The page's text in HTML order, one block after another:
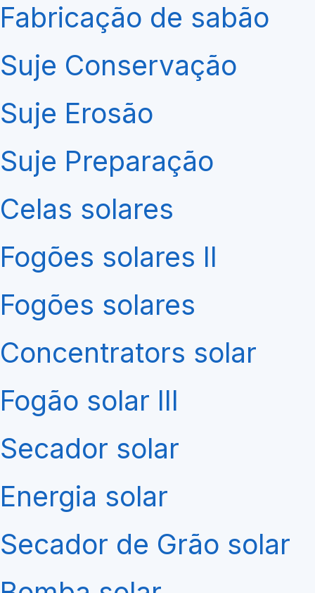
Fabricação de sabão
Suje Conservação
Suje Erosão
Suje Preparação
Celas solares
Fogões solares II
Fogões solares
Concentrators solar
Fogão solar III
Secador solar
Energia solar
Secador de Grão solar